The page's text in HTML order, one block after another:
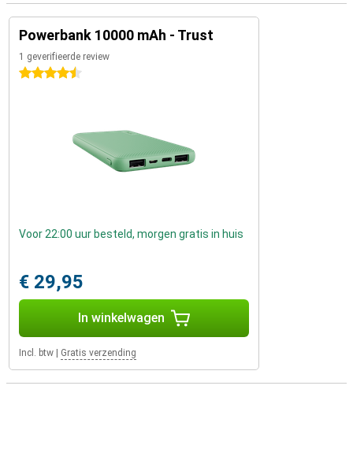
Powerbank 10000 mAh - Trust
1 geverifieerde review
4.5 sterren
Voor 22:00 uur besteld, morgen gratis in huis
€ 29,95
In winkelwagen
Incl. btw Gratis verzending